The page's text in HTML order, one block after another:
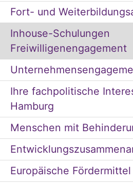
Fort- und
Inhouse-Schulungen
Freiwilligenengagement
Ihre fachpolitische
Hamburg
Menschen mit
Europäische Fördermittel